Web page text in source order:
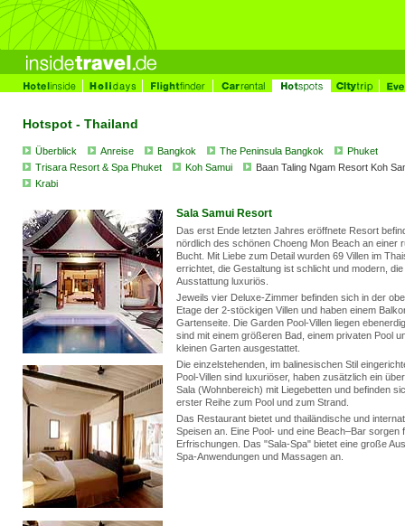
Hotspot - Thailand
Überblick Anreise Bangkok The Peninsula Bangkok
Phuket
Trisara Resort & Spa Phuket
Koh Samui
Baan Taling Ngam Resort Koh
Krabi
Sala Samui Resort
Das erst Ende letzten Jahres eröffnete Resort
nördlich des schönen Choeng Mon Beach an einer
Bucht. Mit Liebe zum Detail wurden 69 Villen im
errichtet, die Gestaltung ist schlicht und modern, die
Ausstattung luxuriös.
Jeweils vier Deluxe-Zimmer befinden sich in der
Etage der 2-stöckigen Villen und haben einem
Gartenseite. Die Garden Pool-Villen liegen
sind mit einem größeren Bad, einem privaten Pool
kleinen Garten ausgestattet.
Die einzelstehenden, im balinesischen Stil
Pool-Villen sind luxuriöser, haben zusätzlich ein
Sala (Wohnbereich) mit Liegebetten und befinden
erster Reihe zum Pool und zum Strand.
Das Restaurant bietet und thailändische und
Speisen an. Eine Pool- und eine Beach–Bar sorgen
Erfrischungen. Das "Sala-Spa" bietet eine große
Spa-Anwendungen und Massagen an.